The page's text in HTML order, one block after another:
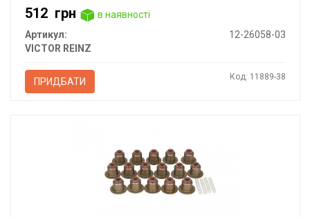
512 грн
в наявності
Артикул:
12-26058-03
VICTOR REINZ
ПРИДБАТИ Код: 11889-38